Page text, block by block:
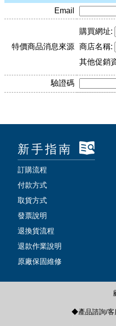
Email
特價商品消息來源
購買網址:
商店名稱:
其他促銷
驗證碼
新手指南
訂購流程
付款方式
取貨方式
發票說明
退換貨流程
退款作業說明
原廠保固維修
◆產品諮詢/客